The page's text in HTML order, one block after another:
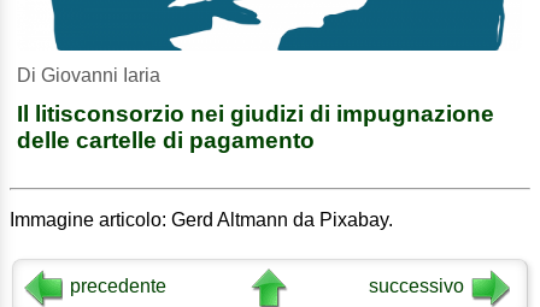
Di Giovanni Iaria
Il litisconsorzio nei giudizi di impugnazione
delle cartelle di pagamento
Immagine articolo: Gerd Altmann da Pixabay.
precedente successivo